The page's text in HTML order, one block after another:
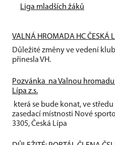
Liga mladších žáků
VALNÁ HROMADA HC ČESKÁ
Důležité změny ve vedení
přinesla VH.
Pozvánka na Valnou
Lípa z.s.
která se bude konat, ve
zasedací místnosti Nové
3305, Česká Lípa